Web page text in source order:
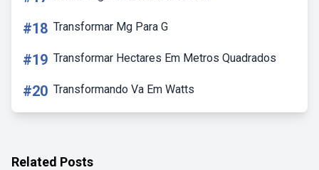
#18 Transformar Mg Para G
#19 Transformar Hectares Em Metros Quadrados
#20 Transformando Va Em Watts
Related Posts